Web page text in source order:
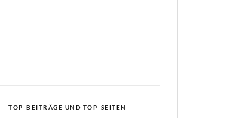
TOP-BEITRÄGE UND TOP-SEITEN